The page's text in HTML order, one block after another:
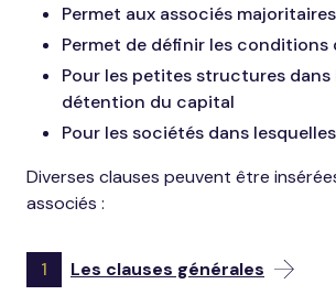
Permet aux associés
Permet de définir les
Pour les petites structures
détention du capital
Pour les sociétés dans
Diverses clauses peuvent être
associés :
1 Les clauses générales